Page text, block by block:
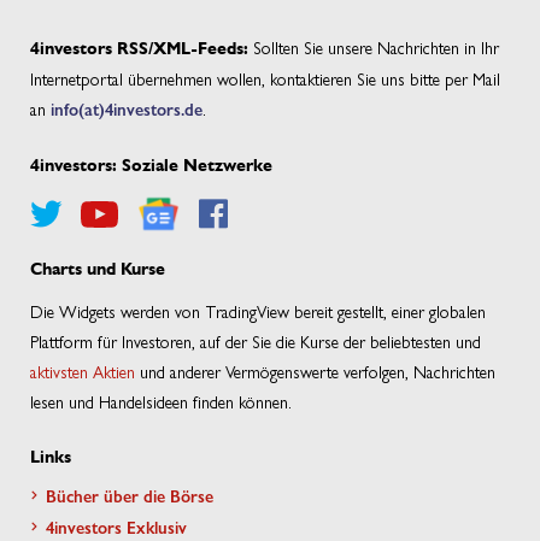
4investors RSS/XML-Feeds: Sollten Sie unsere Nachrichten in Ihr
Internetportal übernehmen wollen, kontaktieren Sie uns bitte per Mail
an info(at)4investors.de.
4investors: Soziale Netzwerke
Charts und Kurse
Die Widgets werden von TradingView bereit gestellt, einer globalen
Plattform für Investoren, auf der Sie die Kurse der beliebtesten und
aktivsten Aktien und anderer Vermögenswerte verfolgen, Nachrichten
lesen und Handelsideen finden können.
Links
Bücher über die Börse
4investors Exklusiv